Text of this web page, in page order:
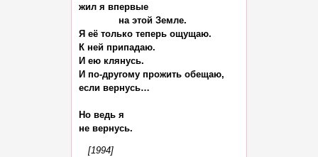
жил я впервые
              на этой Земле.
Я её только теперь ощущаю.
К ней припадаю.
И ею клянусь.
И по-другому прожить обещаю,
если вернусь…
Но ведь я
[1994]